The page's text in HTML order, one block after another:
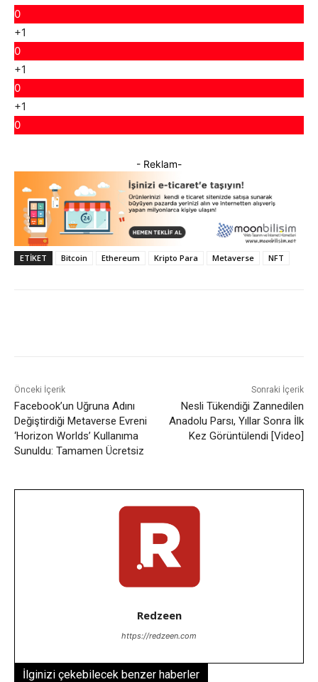
0
+1
0
+1
0
+1
0
- Reklam-
ETIKET Bitcoin Ethereum Kripto Para Metaverse NFT
Önceki İçerik
Facebook’un Uğruna Adını
Değiştirdiği Metaverse Evreni
‘Horizon Worlds’ Kullanıma
Sunuldu: Tamamen Ücretsiz
Sonraki İçerik
Nesli Tükendiği Zannedilen
Anadolu Parsı, Yıllar Sonra İlk
Kez Görüntülendi [Video]
Redzeen
https://redzeen.com
İlginizi çekebilecek benzer haberler